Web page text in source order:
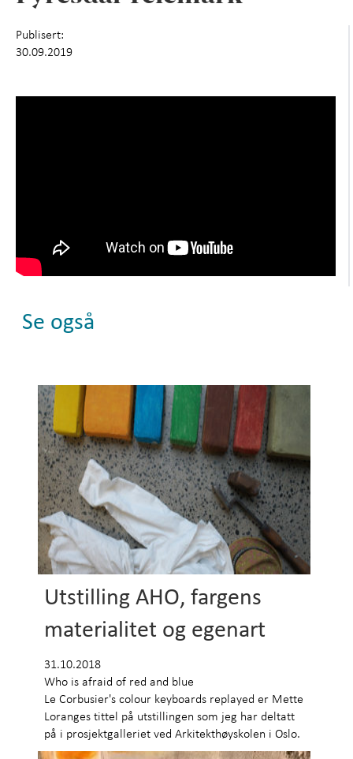
Publisert:
30.09.2019
Se også
Utstilling AHO, fargens
materialitet og egenart
31.10.2018
Who is afraid of red and blue
Le Corbusier's colour keyboards replayed er Mette
Loranges tittel på utstillingen som jeg har deltatt
på i prosjektgalleriet ved Arkitekthøyskolen i Oslo.